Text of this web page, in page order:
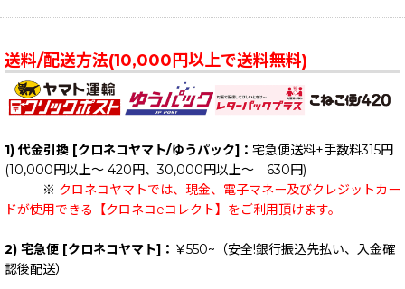
送料/配送方法(10,000円以上で送料無料)
1) 代金引換 [クロネコヤマト/ゆうパック]： 宅急便送料+手数料315円
(10,000円以上～ 420円、30,000円以上～ 630円)
※ クロネコヤマトでは、現金、電子マネー及びクレジットカー
ドが使用できる【クロネコeコレクト】をご利用頂けます。
2) 宅急便 [クロネコヤマト]： ￥550~（安全!銀行振込先払い、入金確
認後配送）